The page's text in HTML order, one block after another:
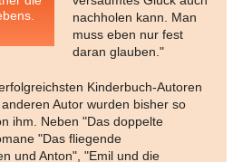
nachholen kann. Man
muss eben nur fest
daran glauben."
Kinderbuch-Autoren
Autor wurden bisher so
ihm. Neben "Das doppelte
"Das fliegende
und Anton", "Emil und die